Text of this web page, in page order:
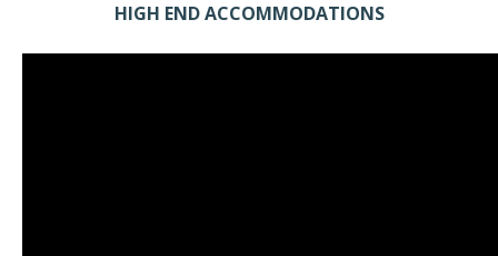
HIGH END ACCOMMODATIONS